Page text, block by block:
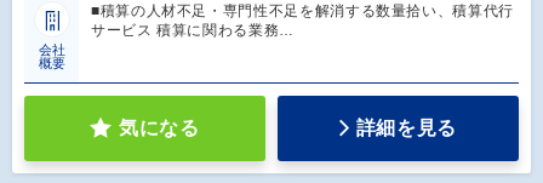
会社
概要
■積算の人材不足・専門性不足を解消する数量拾い、積算代行
サービス 積算に関わる業務…
気になる 詳細を見る